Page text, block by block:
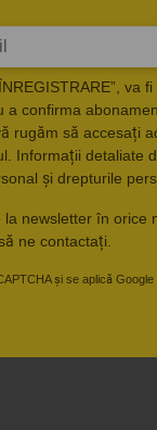
va
a confirma
rugăm să accesați
Informații detaliate
și drepturile
newsletter în orice
ne contactați.
și se aplică Google